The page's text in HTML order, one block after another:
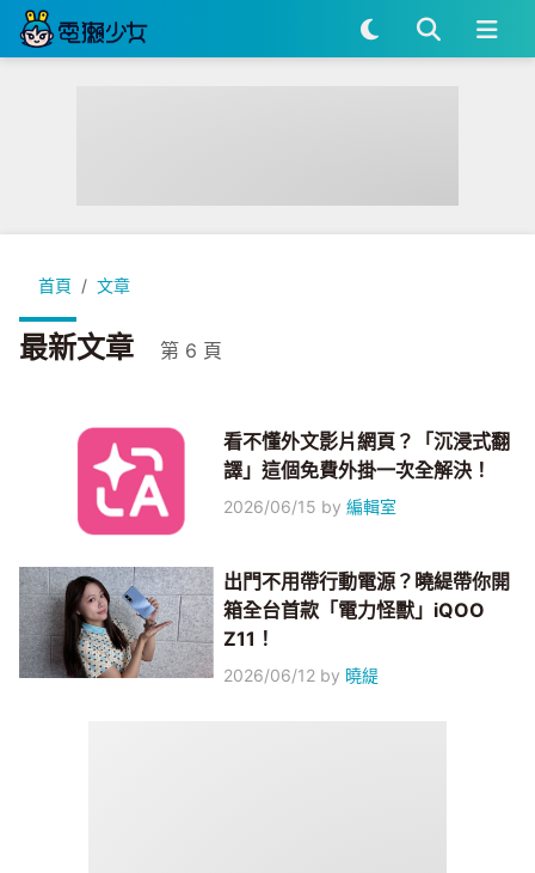
首頁 文章
最新文章 第 6 頁
看不懂外文影片網頁？「沉浸式翻
譯」這個免費外掛一次全解決！
2026/06/15 by編輯室
出門不用帶行動電源？曉緹帶你開
箱全台首款「電力怪獸」iQOO
Z11！
2026/06/12 by 曉緹